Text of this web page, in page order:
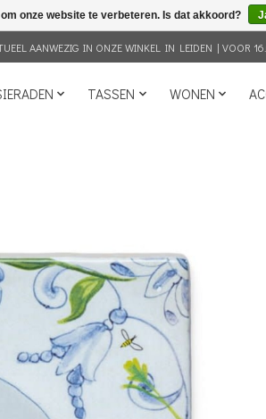
AANWEZIG IN ONZE WINKEL IN LEIDEN | VOOR
TASSEN WONEN
onze website te verbeteren. Is dat akkoord?